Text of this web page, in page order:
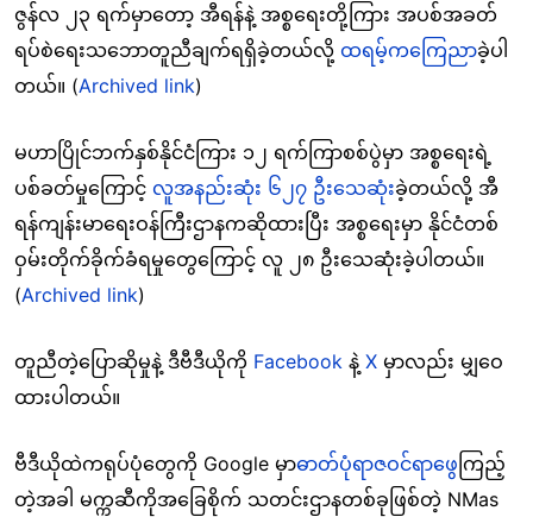
ဇွန်လ ၂၃ ရက်မှာတော့ အီရန်နဲ့ အစ္စရေးတို့ကြား အပစ်အခတ်
ရပ်စဲရေးသဘောတူညီချက်ရရှိခဲ့တယ်လို့ ထရမ့်ကကြေညာခဲ့ပါ
တယ်။ (Archived link)
မဟာပြိုင်ဘက်နှစ်နိုင်ငံကြား ၁၂ ရက်ကြာစစ်ပွဲမှာ အစ္စရေးရဲ့
ပစ်ခတ်မှုကြောင့် လူအနည်းဆုံး ၆၂၇ ဦးသေဆုံးခဲ့တယ်လို့ အီ
ရန်ကျန်းမာရေးဝန်ကြီးဌာနကဆိုထားပြီး အစ္စရေးမှာ နိုင်ငံတစ်
ဝှမ်းတိုက်ခိုက်ခံရမှုတွေကြောင့် လူ ၂၈ ဦးသေဆုံးခဲ့ပါတယ်။
(Archived link)
တူညီတဲ့ပြောဆိုမှုနဲ့ ဒီဗီဒီယိုကို Facebook နဲ့ X မှာလည်း မျှဝေ
ထားပါတယ်။
ဗီဒီယိုထဲကရုပ်ပုံတွေကို Google မှာဓာတ်ပုံရာဇဝင်ရာဖွေ ကြည့်
တဲ့အခါ မက္ကဆီကိုအခြေစိုက် သတင်းဌာနတစ်ခုဖြစ်တဲ့ NMas